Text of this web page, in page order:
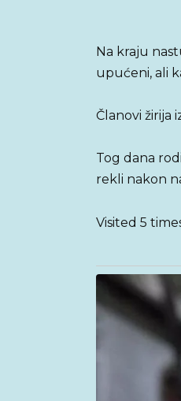
Na kraju
upućeni, ali
Članovi žirija
Tog dana
rekli nakon
Visited 5